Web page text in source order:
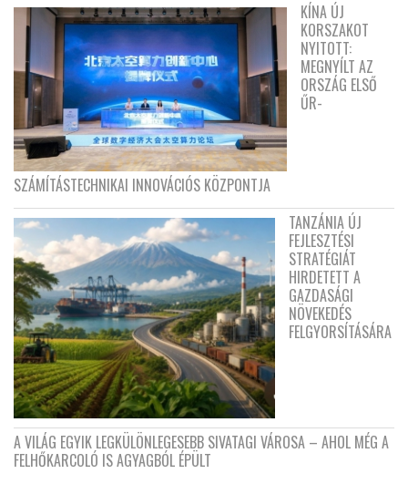
KÍNA ÚJ
KORSZAKOT
NYITOTT:
MEGNYÍLT AZ
ORSZÁG ELSŐ
ŰR-
SZÁMÍTÁSTECHNIKAI INNOVÁCIÓS KÖZPONTJA
TANZÁNIA ÚJ
FEJLESZTÉSI
STRATÉGIÁT
HIRDETETT A
GAZDASÁGI
NÖVEKEDÉS
FELGYORSÍTÁSÁRA
A VILÁG EGYIK LEGKÜLÖNLEGESEBB SIVATAGI VÁROSA – AHOL MÉG A
FELHŐKARCOLÓ IS AGYAGBÓL ÉPÜLT